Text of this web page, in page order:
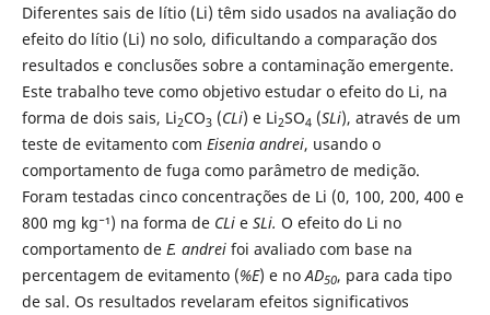
Diferentes sais de lítio (Li) têm sido usados na avaliação do
efeito do lítio (Li) no solo, dificultando a comparação dos
resultados e conclusões sobre a contaminação emergente.
Este trabalho teve como objetivo estudar o efeito do Li, na
forma de dois sais, Li2CO3 (CLi) e Li2SO4 (SLi), através de um
teste de evitamento com Eisenia andrei, usando o
comportamento de fuga como parâmetro de medição.
Foram testadas cinco concentrações de Li (0, 100, 200, 400 e
800 mg kg⁻¹) na forma de CLie SLi. O efeito do Li no
comportamento de E. andreifoi avaliado com base na
percentagem de evitamento (%E) e noAD50, para cada tipo
de sal. Os resultados revelaram efeitos significativos